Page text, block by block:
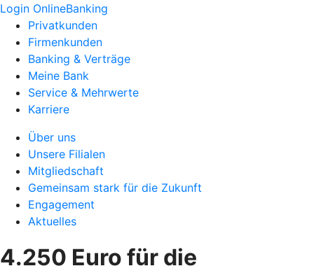
Login OnlineBanking
Privatkunden
Firmenkunden
Banking & Verträge
Meine Bank
Service & Mehrwerte
Karriere
Über uns
Unsere Filialen
Mitgliedschaft
Gemeinsam stark für die Zukunft
Engagement
Aktuelles
4.250 Euro für die